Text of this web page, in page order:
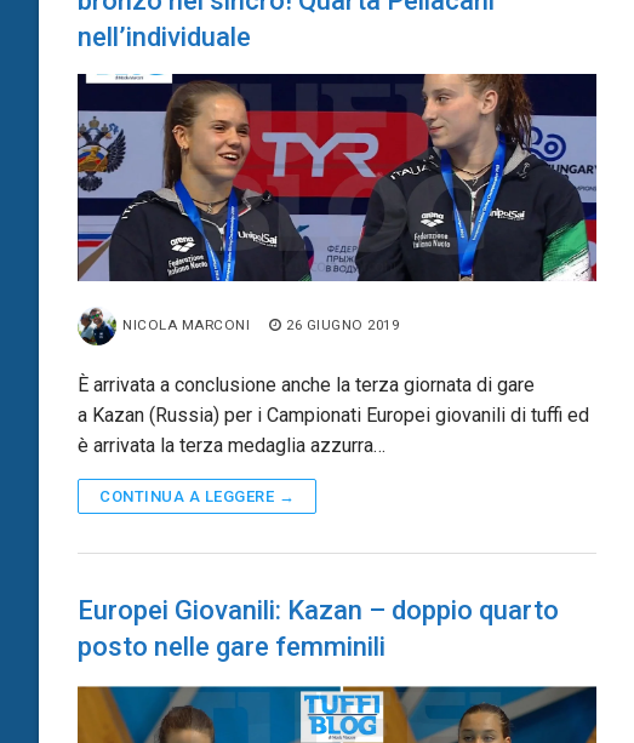
nell’individuale
NICOLA MARCONI 26 GIUGNO 2019
È arrivata a conclusione anche la terza giornata di gare
a Kazan (Russia) per i Campionati Europei giovanili di tuffi ed
è arrivata la terza medaglia azzurra…
CONTINUA A LEGGERE →
Europei Giovanili: Kazan – doppio quarto
posto nelle gare femminili